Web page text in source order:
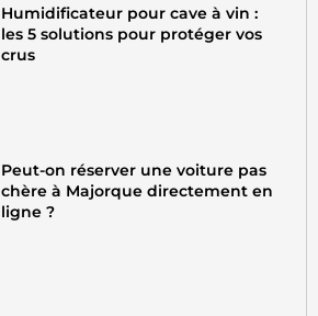
Humidificateur pour cave à vin :
les 5 solutions pour protéger vos
crus
Peut-on réserver une voiture pas
chère à Majorque directement en
ligne ?